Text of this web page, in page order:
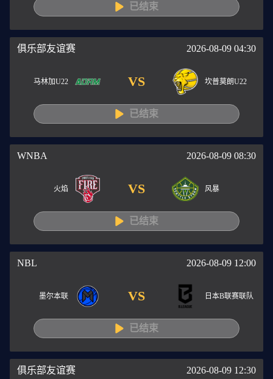
已结束
俱乐部友谊赛 2026-08-09 04:30
马林加U22 VS 坎普莫朗U22
已结束
WNBA 2026-08-09 08:30
火焰 VS 风暴
已结束
NBL 2026-08-09 12:00
墨尔本联 VS 日本B联赛联队
已结束
俱乐部友谊赛 2026-08-09 12:30